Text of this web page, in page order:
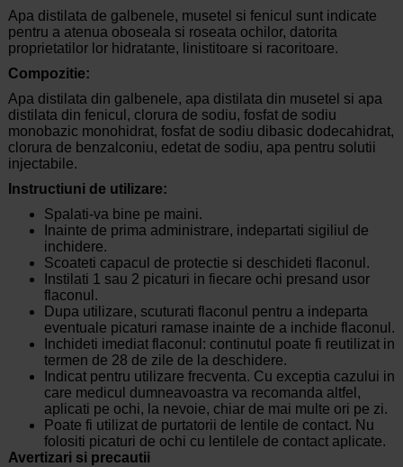
Apa distilata de galbenele, musetel si fenicul sunt indicate
pentru a atenua oboseala si roseata ochilor, datorita
proprietatilor lor hidratante, linistitoare si racoritoare.
Compozitie:
Apa distilata din galbenele, apa distilata din musetel si apa
distilata din fenicul, clorura de sodiu, fosfat de sodiu
monobazic monohidrat, fosfat de sodiu dibasic dodecahidrat,
clorura de benzalconiu, edetat de sodiu, apa pentru solutii
injectabile.
Instructiuni de utilizare:
Spalati-va bine pe maini.
Inainte de prima administrare, indepartati sigiliul de
inchidere.
Scoateti capacul de protectie si deschideti flaconul.
Instilati 1 sau 2 picaturi in fiecare ochi presand usor
flaconul.
Dupa utilizare, scuturati flaconul pentru a indeparta
eventuale picaturi ramase inainte de a inchide flaconul.
Inchideti imediat flaconul: continutul poate fi reutilizat in
termen de 28 de zile de la deschidere.
Indicat pentru utilizare frecventa. Cu exceptia cazului in
care medicul dumneavoastra va recomanda altfel,
aplicati pe ochi, la nevoie, chiar de mai multe ori pe zi.
Poate fi utilizat de purtatorii de lentile de contact. Nu
folositi picaturi de ochi cu lentilele de contact aplicate.
Avertizari si precautii